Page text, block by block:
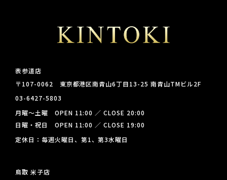
表参道店
〒107-0062 東京都港区南青山6丁目13-25 南青山TMビル2F
03-6427-5803
月曜～土曜 OPEN 11:00 ／ CLOSE 20:00
日曜・祝日 OPEN 11:00 ／ CLOSE 19:00
定休日：毎週火曜日、第1、第3水曜日
鳥取 米子店